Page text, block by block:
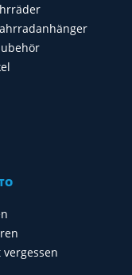
vergessen